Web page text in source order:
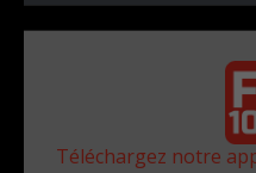
Téléchargez notre